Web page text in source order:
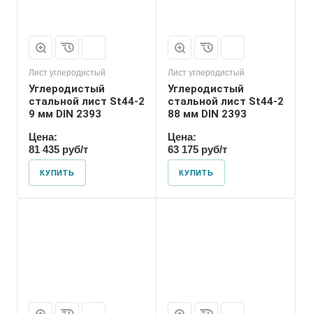
Лист углеродистый
Углеродистый
стальной лист St44-2
9 мм DIN 2393
Цена:
81 435 руб/т
КУПИТЬ
Лист углеродистый
Углеродистый
стальной лист St44-2
88 мм DIN 2393
Цена:
63 175 руб/т
КУПИТЬ